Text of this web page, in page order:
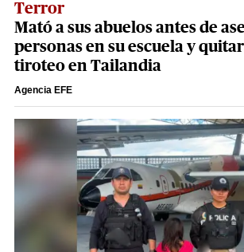
Terror
Mató a sus abuelos antes de
personas en su escuela y
tiroteo en Tailandia
Agencia EFE